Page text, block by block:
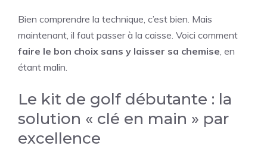
Bien comprendre la technique, c’est bien. Mais
maintenant, il faut passer à la caisse. Voici comment
faire le bon choix sans y laisser sa chemise, en
étant malin.
Le kit de golf débutante : la
solution « clé en main » par
excellence